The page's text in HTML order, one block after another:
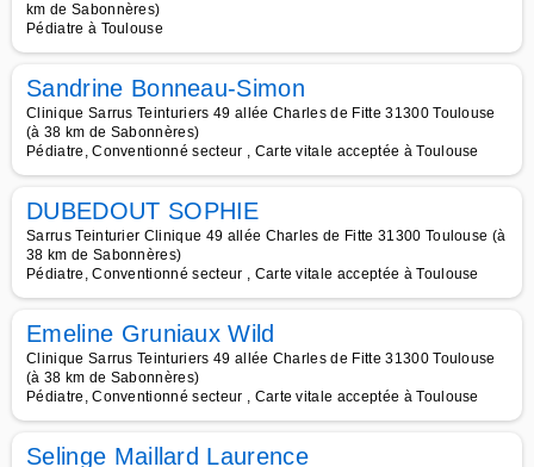
km de Sabonnères)
Pédiatre à Toulouse
Sandrine Bonneau-Simon
Clinique Sarrus Teinturiers 49 allée Charles de Fitte 31300 Toulouse
(à 38 km de Sabonnères)
Pédiatre, Conventionné secteur , Carte vitale acceptée à Toulouse
DUBEDOUT SOPHIE
Sarrus Teinturier Clinique 49 allée Charles de Fitte 31300 Toulouse (à
38 km de Sabonnères)
Pédiatre, Conventionné secteur , Carte vitale acceptée à Toulouse
Emeline Gruniaux Wild
Clinique Sarrus Teinturiers 49 allée Charles de Fitte 31300 Toulouse
(à 38 km de Sabonnères)
Pédiatre, Conventionné secteur , Carte vitale acceptée à Toulouse
Selinge Maillard Laurence